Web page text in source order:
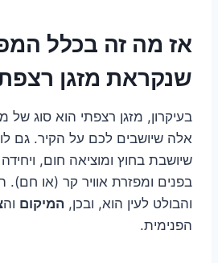
אז מה זה בכלל
שנקראת מזגן
בעיקרון, מזגן רצפתי הוא סוג של
אלה שיושבים לכם על הקיר. גם לו
שיושבת בחוץ ומוציאה חום,
בפנים ומפזרת אוויר קר (או חם).
והבולט לעין הוא, ובכן, המיקום וה
הפנימית.